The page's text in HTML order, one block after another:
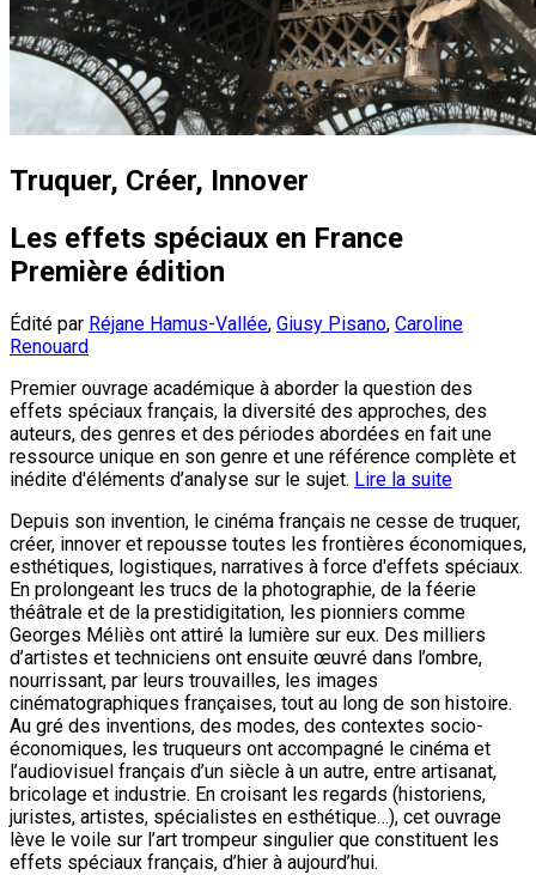
Truquer, Créer, Innover
Les effets spéciaux en France
Première édition
Édité par Réjane Hamus-Vallée, Giusy Pisano, Caroline
Renouard
Premier ouvrage académique à aborder la question des
effets spéciaux français, la diversité des approches, des
auteurs, des genres et des périodes abordées en fait une
ressource unique en son genre et une référence complète et
inédite d'éléments d’analyse sur le sujet. Lire la suite
Depuis son invention, le cinéma français ne cesse de truquer,
créer, innover et repousse toutes les frontières économiques,
esthétiques, logistiques, narratives à force d'effets spéciaux.
En prolongeant les trucs de la photographie, de la féerie
théâtrale et de la prestidigitation, les pionniers comme
Georges Méliès ont attiré la lumière sur eux. Des milliers
d’artistes et techniciens ont ensuite œuvré dans l’ombre,
nourrissant, par leurs trouvailles, les images
cinématographiques françaises, tout au long de son histoire.
Au gré des inventions, des modes, des contextes socio-
économiques, les truqueurs ont accompagné le cinéma et
l’audiovisuel français d’un siècle à un autre, entre artisanat,
bricolage et industrie. En croisant les regards (historiens,
juristes, artistes, spécialistes en esthétique…), cet ouvrage
lève le voile sur l’art trompeur singulier que constituent les
effets spéciaux français, d’hier à aujourd’hui.